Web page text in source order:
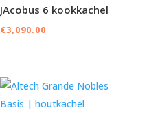
JAcobus 6 kookkachel
€3,090.00